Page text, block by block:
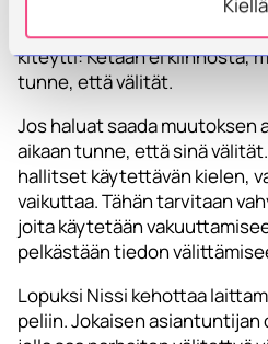
Kiellä
mukaan jopa 80 %
älykkyys (IQ) loput 20 %.
kiteytti: Ketään ei kiinnosta,
tunne, että välität.
Jos haluat saada muutoksen
aikaan tunne, että sinä
hallitset käytettävän kielen,
vaikuttaa. Tähän tarvitaan
joita käytetään
pelkästään tiedon
Lopuksi Nissi kehottaa
peliin. Jokaisen asiantuntijan